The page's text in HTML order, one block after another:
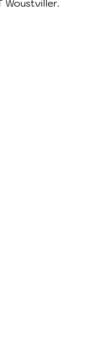
Woustviller.